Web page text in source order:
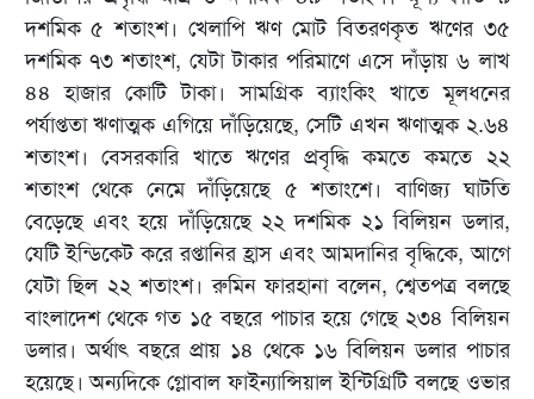
দশমিক ৫ শতাংশ। খেলাপি ঋণ মোট বিতরণকৃত ঋণের ৩৫
দশমিক ৭৩ শতাংশ, যেটা টাকার পরিমাণে এসে দাঁড়ায় ৬ লাখ
৪৪ হাজার কোটি টাকা। সামগ্রিক ব্যাংকিং খাতে মূলধনের
পর্যাপ্ততা ঋণাত্মক এগিয়ে দাঁড়িয়েছে, সেটি এখন ঋণাত্মক ২.৬৪
শতাংশ। বেসরকারি খাতে ঋণের প্রবৃদ্ধি কমতে কমতে ২২
শতাংশ থেকে নেমে দাঁড়িয়েছে ৫ শতাংশে। বাণিজ্য ঘাটতি
বেড়েছে এবং হয়ে দাঁড়িয়েছে ২২ দশমিক ২১ বিলিয়ন ডলার,
যেটি ইন্ডিকেট করে রপ্তানির হ্রাস এবং আমদানির বৃদ্ধিকে, আগে
যেটা ছিল ২২ শতাংশ। রুমিন ফারহানা বলেন, শ্বেতপত্র বলছে
বাংলাদেশ থেকে গত ১৫ বছরে পাচার হয়ে গেছে ২৩৪ বিলিয়ন
ডলার। অর্থাৎ বছরে প্রায় ১৪ থেকে ১৬ বিলিয়ন ডলার পাচার
হয়েছে। অন্যদিকে গ্লোবাল ফাইন্যান্সিয়াল ইন্টিগ্রিটি বলছে ওভার